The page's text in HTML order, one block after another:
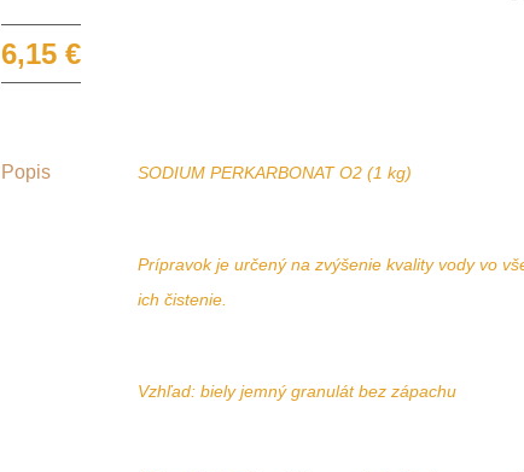
6,15 €
Popis SODIUM PERKARBONAT O2 (1 kg)
Prípravok je určený na zvýšenie kvality vody vo
ich čistenie.
Vzhľad: biely jemný granulát bez zápachu